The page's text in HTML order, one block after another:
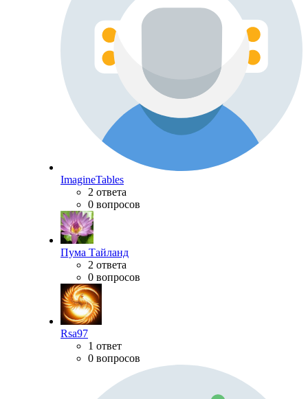
ImagineTables
2 ответа
0 вопросов
Пума Тайланд
2 ответа
0 вопросов
Rsa97
1 ответ
0 вопросов